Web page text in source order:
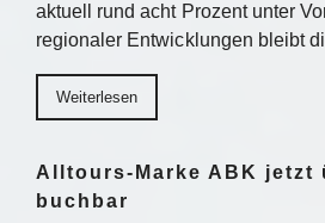
aktuell rund acht Prozent unter
regionaler Entwicklungen bleibt
Weiterlesen
Alltours-Marke ABK jetzt
buchbar